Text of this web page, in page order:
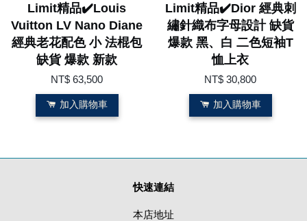
Limit精品✔️Louis
Vuitton LV Nano Diane
經典老花配色 小 法棍包
缺貨 爆款 新款
NT$ 63,500
加入購物車
Limit精品✔️Dior 經典刺
繡針織布字母設計 缺貨
爆款 黑、白 二色短袖T
恤上衣
NT$ 30,800
加入購物車
快速連結
本店地址